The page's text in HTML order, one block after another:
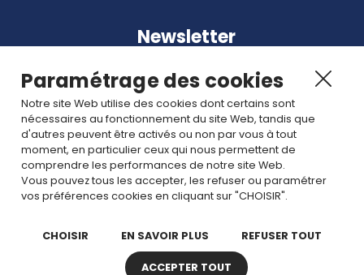
Newsletter
Abonnez-vous à nos dernières nouvelles et articles.
Rejoignez nous
Paramétrage des cookies
Notre site Web utilise des cookies dont certains sont
nécessaires au fonctionnement du site Web, tandis que
d'autres peuvent être activés ou non par vous à tout
moment, en particulier ceux qui nous permettent de
comprendre les performances de notre site Web.
Vous pouvez tous les accepter, les refuser ou paramétrer
vos préférences cookies en cliquant sur "CHOISIR".
CHOISIR EN SAVOIR PLUS REFUSER TOUT
ACCEPTER TOUT